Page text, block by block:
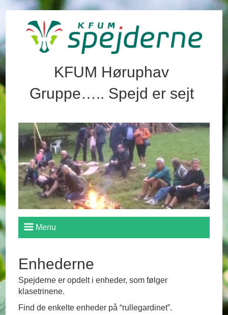
KFUM Høruphav
Gruppe….. Spejd er sejt
Menu
Enhederne
Spejderne er opdelt i enheder, som følger
klasetrinene.
Find de enkelte enheder på “rullegardinet”.